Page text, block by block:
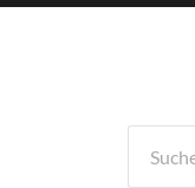
nach: